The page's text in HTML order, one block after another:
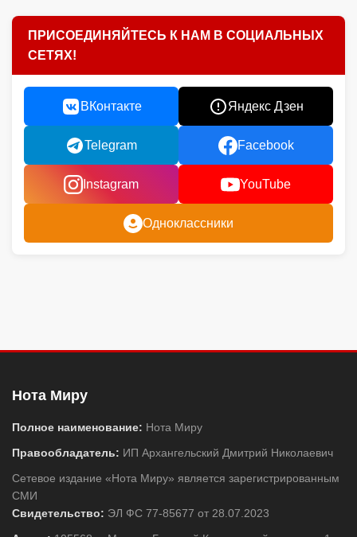
ПРИСОЕДИНЯЙТЕСЬ К НАМ В СОЦИАЛЬНЫХ
СЕТЯХ!
ВКонтакте Яндекс Дзен
Telegram Facebook
Instagram YouTube
Одноклассники
Нота Миру
Полное наименование: Нота Миру
Правообладатель: ИП Архангельский Дмитрий Николаевич
Сетевое издание «Нота Миру» является зарегистрированным
СМИ
Свидетельство: ЭЛ ФС 77-85677 от 28.07.2023